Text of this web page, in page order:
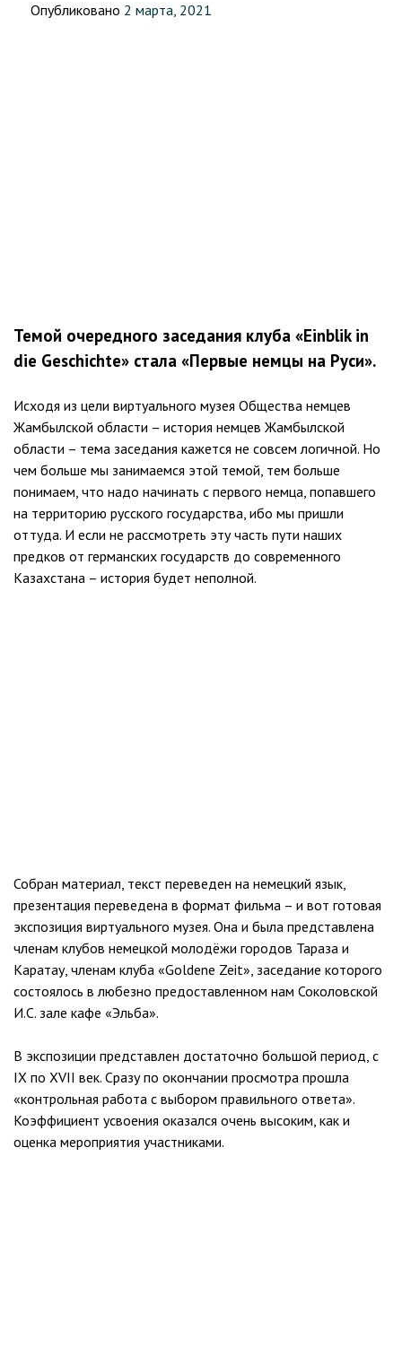
Опубликовано 2 марта, 2021
Темой очередного заседания клуба «Einblik in
die Geschichte» стала «Первые немцы на Руси».
Исходя из цели виртуального музея Общества немцев
Жамбылской области – история немцев Жамбылской
области – тема заседания кажется не совсем логичной. Но
чем больше мы занимаемся этой темой, тем больше
понимаем, что надо начинать с первого немца, попавшего
на территорию русского государства, ибо мы пришли
оттуда. И если не рассмотреть эту часть пути наших
предков от германских государств до современного
Казахстана – история будет неполной.
Собран материал, текст переведен на немецкий язык,
презентация переведена в формат фильма – и вот готовая
экспозиция виртуального музея. Она и была представлена
членам клубов немецкой молодёжи городов Тараза и
Каратау, членам клуба «Goldene Zeit», заседание которого
состоялось в любезно предоставленном нам Соколовской
И.С. зале кафе «Эльба».
В экспозиции представлен достаточно большой период, с
IX по XVII век. Сразу по окончании просмотра прошла
«контрольная работа с выбором правильного ответа».
Коэффициент усвоения оказался очень высоким, как и
оценка мероприятия участниками.